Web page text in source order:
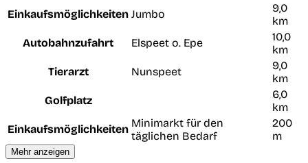
Einkaufsmöglichkeiten Jumbo
9,0
km
Autobahnzufahrt
Elspeet o. Epe
10,0
km
Tierarzt
Nunspeet
9,0
km
Golfplatz
6,0
km
Einkaufsmöglichkeiten Minimarkt für den
täglichen Bedarf
200
m
Mehr anzeigen